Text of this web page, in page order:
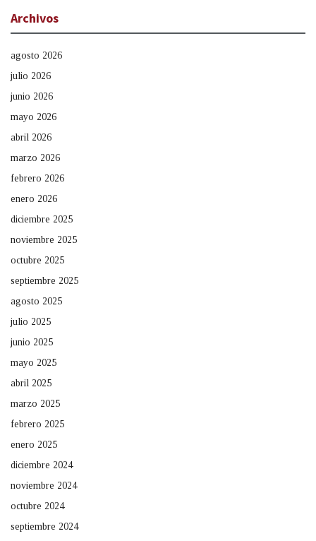
Archivos
agosto 2026
julio 2026
junio 2026
mayo 2026
abril 2026
marzo 2026
febrero 2026
enero 2026
diciembre 2025
noviembre 2025
octubre 2025
septiembre 2025
agosto 2025
julio 2025
junio 2025
mayo 2025
abril 2025
marzo 2025
febrero 2025
enero 2025
diciembre 2024
noviembre 2024
octubre 2024
septiembre 2024